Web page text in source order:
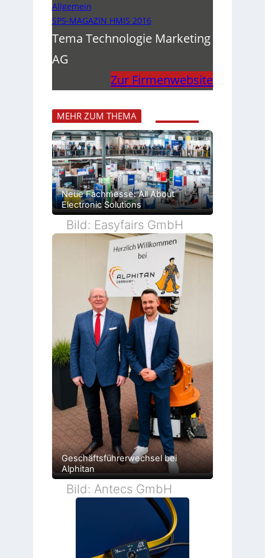
Allgemein
SPS-MAGAZIN HMIS 2016
Tema Technologie Marketing
AG
Zur Firmenwebsite
MEHR ZUM THEMA
Neue Fachmesse: All About
Electronic Solutions
Bild: Easyfairs GmbH
Geschäftsführerwechsel bei
Alphitan
Bild: Antecs GmbH